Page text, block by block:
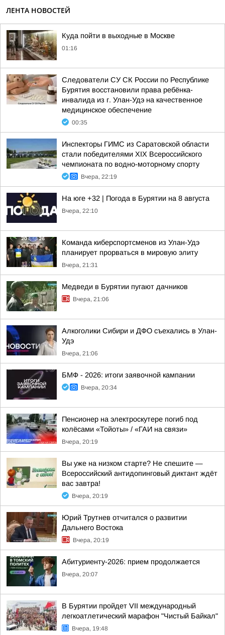
ЛЕНТА НОВОСТЕЙ
Куда пойти в выходные в Москве
01:16
Следователи СУ СК России по Республике
Бурятия восстановили права ребёнка-
инвалида из г. Улан-Удэ на качественное
медицинское обеспечение
00:35
Инспекторы ГИМС из Саратовской области
стали победителями XIX Всероссийского
чемпионата по водно-моторному спорту
Вчера, 22:19
На юге +32 | Погода в Бурятии на 8 августа
Вчера, 22:10
Команда киберспортсменов из Улан-Удэ
планирует прорваться в мировую элиту
Вчера, 21:31
Медведи в Бурятии пугают дачников
Вчера, 21:06
Алкоголики Сибири и ДФО съехались в Улан-
Удэ
Вчера, 21:06
БМФ - 2026: итоги заявочной кампании
Вчера, 20:34
Пенсионер на электроскутере погиб под
колёсами «Тойоты» / «ГАИ на связи»
Вчера, 20:19
Вы уже на низком старте? Не спешите —
Всероссийский антидопинговый диктант ждёт
вас завтра!
Вчера, 20:19
Юрий Трутнев отчитался о развитии
Дальнего Востока
Вчера, 20:19
Абитуриенту-2026: прием продолжается
Вчера, 20:07
В Бурятии пройдет VII международный
легкоатлетический марафон "Чистый Байкал"
Вчера, 19:48